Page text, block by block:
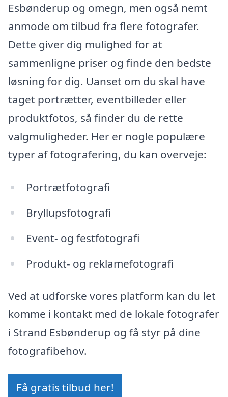
Esbønderup og omegn, men også nemt
anmode om tilbud fra flere fotografer.
Dette giver dig mulighed for at
sammenligne priser og finde den bedste
løsning for dig. Uanset om du skal have
taget portrætter, eventbilleder eller
produktfotos, så finder du de rette
valgmuligheder. Her er nogle populære
typer af fotografering, du kan overveje:
Portrætfotografi
Bryllupsfotografi
Event- og festfotografi
Produkt- og reklamefotografi
Ved at udforske vores platform kan du let
komme i kontakt med de lokale fotografer
i Strand Esbønderup og få styr på dine
fotografibehov.
Få gratis tilbud her!